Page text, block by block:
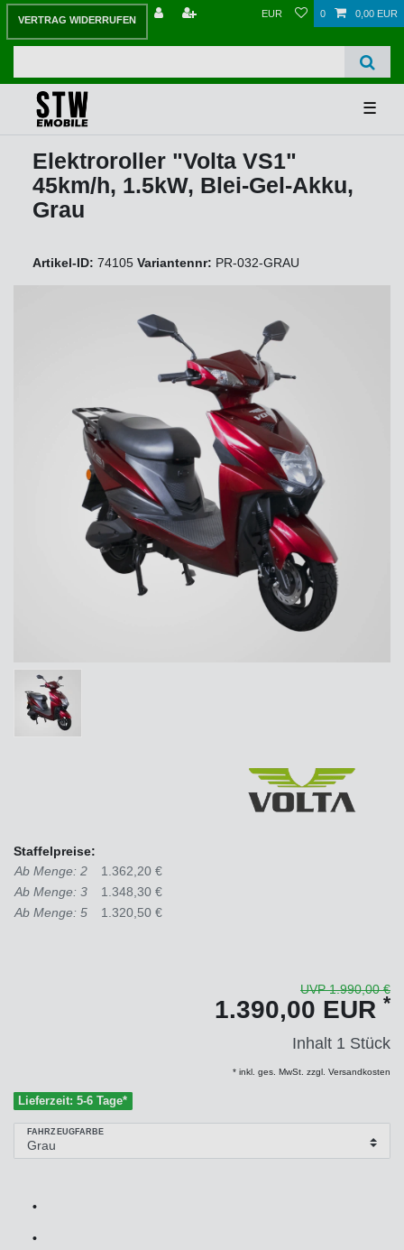
VERTRAG WIDERRUFEN
EUR 0 0,00 EUR
☰
Elektroroller "Volta VS1"
45km/h, 1.5kW, Blei-Gel-Akku,
Grau
Artikel-ID: 74105 Variantennr: PR-032-GRAU
Staffelpreise:
Ab Menge: 2
1.362,20 €
Ab Menge: 3
1.348,30 €
Ab Menge: 5
1.320,50 €
UVP 1.990,00 €
1.390,00 EUR *
Inhalt 1 Stück
* inkl. ges. MwSt. zzgl. Versandkosten
Lieferzeit: 5-6 Tage*
FAHRZEUGFARBE
•
•